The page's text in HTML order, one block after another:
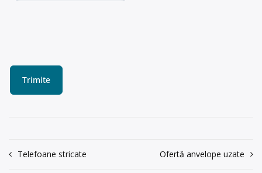
Navigare
Telefoane stricate Ofertă anvelope uzate